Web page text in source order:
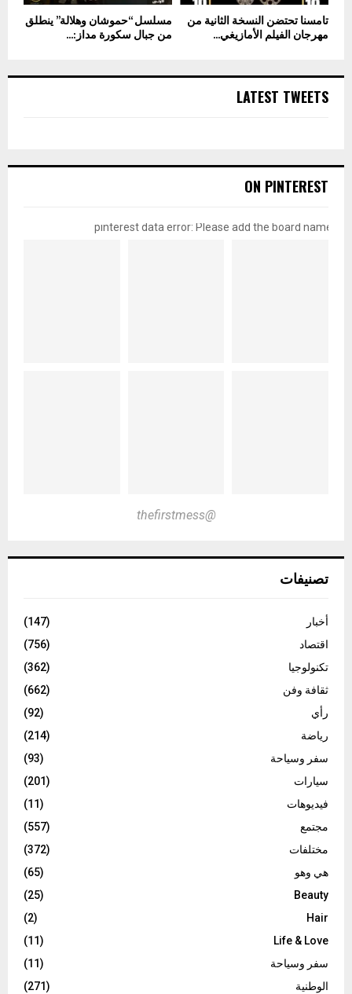
مسلسل “حموشان وهلالة” ينطلق
من جبال سكورة مداز:...
تامسنا تحتضن النسخة الثانية من
مهرجان الفيلم الأمازيغي...
LATEST TWEETS
ON PINTEREST
pinterest data error: Please add the board name
@thefirstmess
تصنيفات
أخبار
(147)
اقتصاد
(756)
تكنولوجيا
(362)
ثقافة وفن
(662)
رأي
(92)
رياضة
(214)
سفر وسياحة
(93)
سيارات
(201)
فيديوهات
(11)
مجتمع
(557)
مختلفات
(372)
هي وهو
(65)
Beauty
(25)
Hair
(2)
Life & Love
(11)
سفر وسياحة
(11)
الوطنية
(271)